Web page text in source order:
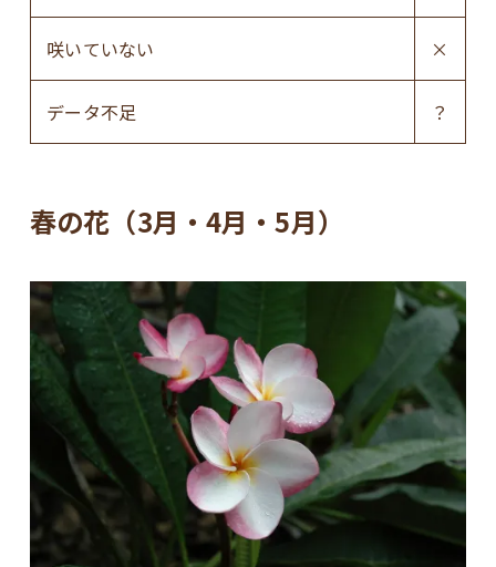
咲いていない ×
データ不足 ？
春の花（3月・4月・5月）